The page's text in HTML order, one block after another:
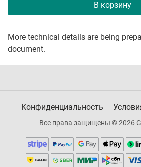
В корзину
More technical details are being
document.
Конфиденциальность
Все права защищены © 2026